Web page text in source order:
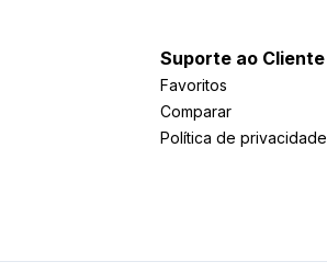
Suporte ao Cliente
Favoritos
Comparar
Política de privacidade